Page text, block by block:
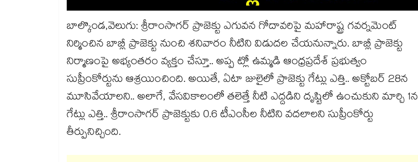
బాల్కొండ,వెలుగు: శ్రీరాంసాగర్ ప్రాజెక్టు ఎగువన గోదావరిపై మహారాష్ట్ర గవర్నమెంట్
నిర్మించిన బాబ్లీ ప్రాజెక్టు నుంచి శనివారం నీటిని విడుదల చేయనున్నారు. బాబ్లీ ప్రాజెక్టు
నిర్మాణంపై అభ్యంతరం వ్యక్తం చేస్తూ.. అప్ప ట్లో ఉమ్మడి ఆంధ్రప్రదేశ్ ​ప్రభుత్వం
సుప్రీంకోర్టును ఆశ్రయించింది. అయితే, ఏటా జులైలో ప్రాజెక్టు గేట్లు ఎత్తి.. అక్టోబర్ 28న
మూసివేయాలని.. అలాగే, వేసవికాలంలో తలెత్తే నీటి ఎద్దడిని దృష్టిలో ఉంచుకుని మార్చి 1న
గేట్లు ఎత్తి.. శ్రీరాంసాగర్ ప్రాజెక్టుకు 0.6 టీఎంసీల నీటిని వదలాలని సుప్రీంకోర్టు
తీర్పునిచ్చింది.